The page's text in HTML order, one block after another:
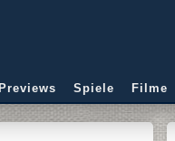
Spiele Filme